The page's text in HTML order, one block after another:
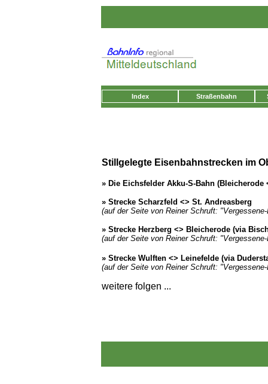
Index Straßenbahn
Stillgelegte Eisenbahnstrecken im
» Die Eichsfelder Akku-S-Bahn (Bleicherode
» Strecke Scharzfeld <> St. Andreasberg
(auf der Seite von Reiner Schruft:
» Strecke Herzberg <> Bleicherode (via
(auf der Seite von Reiner Schruft:
» Strecke Wulften <> Leinefelde (via
(auf der Seite von Reiner Schruft:
weitere folgen ...